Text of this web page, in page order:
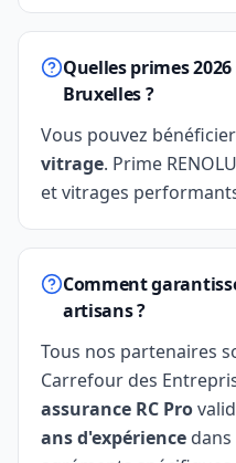
Quelles primes
Bruxelles ?
Vous pouvez
vitrage. Prime
et vitrages
Comment
artisans ?
Tous nos partenaires
Carrefour des
assurance RC Pro
ans d'expérience dans